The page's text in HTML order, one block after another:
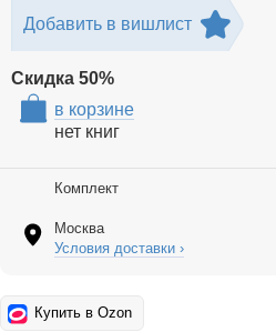
Добавить в вишлист
Скидка 50%
в корзине
нет книг
Комплект
Москва
Условия доставки ›
Купить в Ozon